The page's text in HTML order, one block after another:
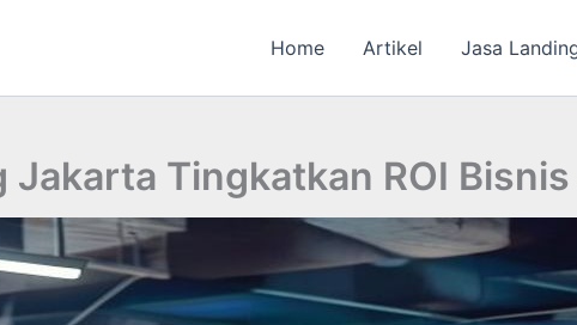
Home Artikel Jasa
Tingkatkan ROI